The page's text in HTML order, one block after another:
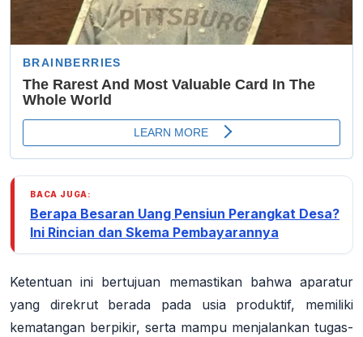
BACA JUGA:
Berapa Besaran Uang Pensiun Perangkat Desa?
Ini Rincian dan Skema Pembayarannya
Ketentuan ini bertujuan memastikan bahwa aparatur
yang direkrut berada pada usia produktif, memiliki
kematangan berpikir, serta mampu menjalankan tugas-